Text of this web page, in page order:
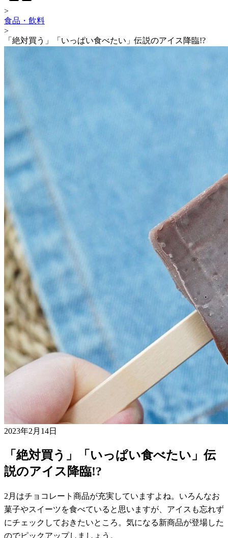
>
食品・飲料
>
「絶対買う」「いっぱい食べたい」伝説のアイス降臨!?
2023年2月14日
「絶対買う」「いっぱい食べたい」伝
説のアイス降臨!?
2月はチョコレート商品が充実していますよね。いろんなお
菓子やスイーツを食べていると思いますが、アイスも忘れず
にチェックしておきたいところ。気になる新商品が登場した
のでピックアップしましょう。